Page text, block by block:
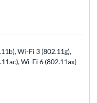
Wi-Fi 3 (802.11g),
Wi-Fi 6 (802.11ax)